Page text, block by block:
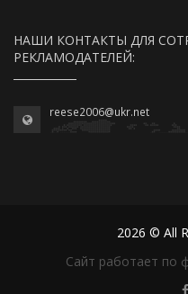
НАШИ КОНТАКТЫ ДЛЯ
РЕКЛАМОДАТЕЛЕЙ:
reese2006@ukr.net
2026 © All
Сайт работает по